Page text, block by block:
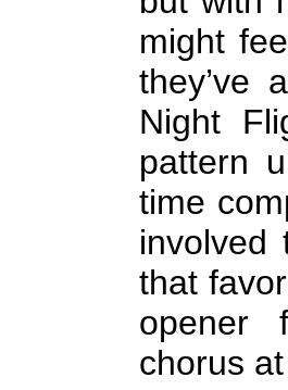
might
they’ve
Night
pattern
time
involved
that
chorus